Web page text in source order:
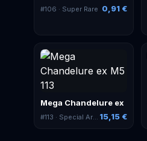
#106 · Super Rare 0,91 €
Mega Chandelure ex
#113 · Special Art Rare 15,15 €